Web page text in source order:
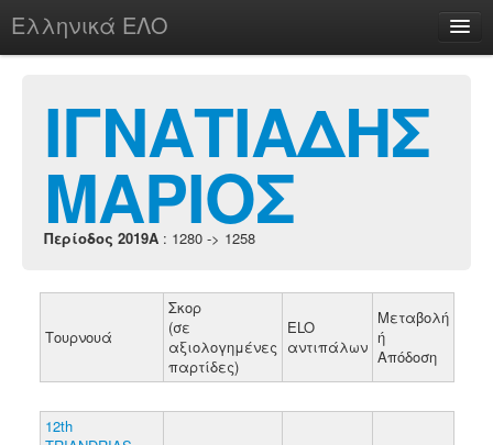
Ελληνικά ΕΛΟ
chesstu.be @ discord
Login
ΙΓΝΑΤΙΑΔΗΣ
ΜΑΡΙΟΣ
Περίοδος 2019A : 1280 -> 1258
Τουρνουά
Σκορ
(σε
αξιολογημένες
παρτίδες)
ELO
αντιπάλων
Μεταβολή
ή
Απόδοση
12th